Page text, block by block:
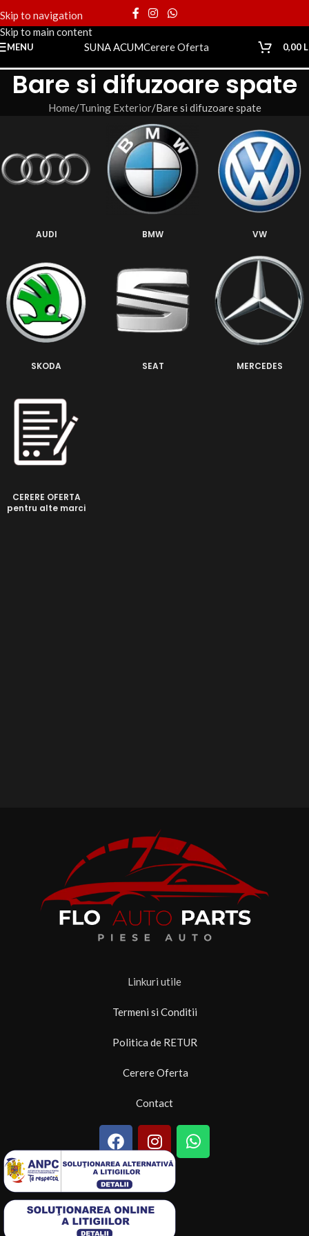
Skip to navigation
Skip to main content
MENU SUNA ACUMCerere Oferta 0,00
Bare si difuzoare spate
Home Tuning Exterior Bare si difuzoare spate
AUDI BMW VW
SKODA SEAT MERCEDES
CERERE OFERTA
pentru alte marci
Linkuri utile
Termeni si Conditii
Politica de RETUR
Cerere Oferta
Contact